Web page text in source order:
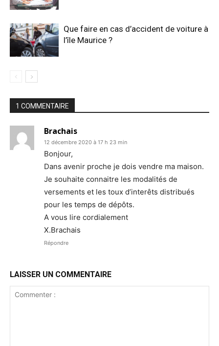
Que faire en cas d’accident de voiture à
l’île Maurice ?
1 COMMENTAIRE
Brachais
12 décembre 2020 à 17 h 23 min
Bonjour,
Dans avenir proche je dois vendre ma maison.
Je souhaite connaitre les modalités de
versements et les toux d’interêts distribués
pour les temps de dépôts.
A vous lire cordialement
X.Brachais
Répondre
LAISSER UN COMMENTAIRE